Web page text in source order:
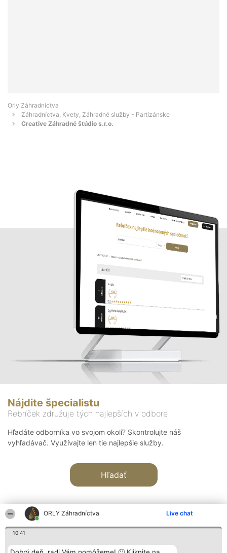
ORLY Záhradníctva Live chat
10:41
Orly Záhradníctva
Záhradníctva, Kvety, Záhradné služby - Partizánske
Creative Záhradné štúdio s.r.o.
Nájdite špecialistu
Rebríček združuje tých najlepších v odbore
Hľadáte odborníka vo svojom okolí? Skontrolujte náš
vyhľadávač. Využívajte len tie najlepšie služby.
Hľadať
Organizátor hodnotenia Hodnotenie Kontakt